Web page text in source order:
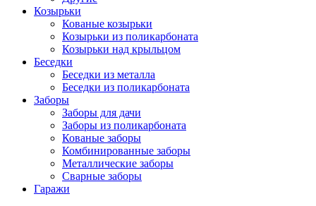
Козырьки
Кованые козырьки
Козырьки из поликарбоната
Козырьки над крыльцом
Беседки
Беседки из металла
Беседки из поликарбоната
Заборы
Заборы для дачи
Заборы из поликарбоната
Кованые заборы
Комбинированные заборы
Металлические заборы
Сварные заборы
Гаражи